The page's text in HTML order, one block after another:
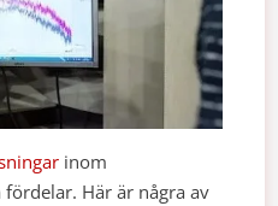
inom
Här är några av